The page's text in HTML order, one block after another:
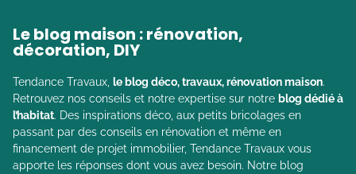
Le blog maison : rénovation,
décoration, DIY
Tendance Travaux, le blog déco, travaux, rénovation maison.
Retrouvez nos conseils et notre expertise sur notre blog dédié à
l’habitat. Des inspirations déco, aux petits bricolages en
passant par des conseils en rénovation et même en
financement de projet immobilier, Tendance Travaux vous
apporte les réponses dont vous avez besoin. Notre blog